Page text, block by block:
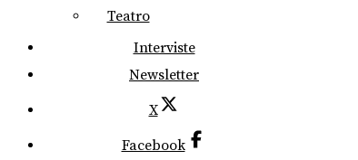
Teatro
Interviste
Newsletter
X
Facebook